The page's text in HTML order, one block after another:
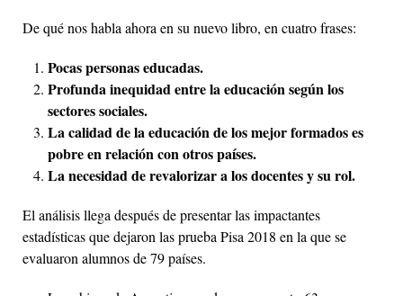
De qué nos habla ahora en su nuevo libro, en cuatro frases:
Pocas personas educadas.
Profunda inequidad entre la educación según los
sectores sociales.
La calidad de la educación de los mejor formados es
pobre en relación con otros países.
La necesidad de revalorizar a los docentes y su rol.
El análisis llega después de presentar las impactantes
estadísticas que dejaron las prueba Pisa 2018 en la que se
evaluaron alumnos de 79 países.